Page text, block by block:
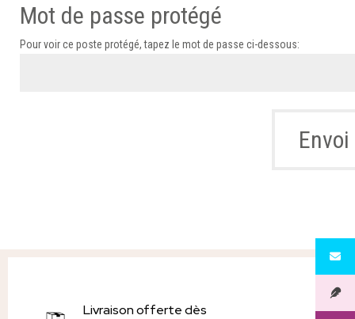
Mot de passe protégé
Pour voir ce poste protégé, tapez le mot de passe ci-dessous:
Envoi
Livraison offerte dès